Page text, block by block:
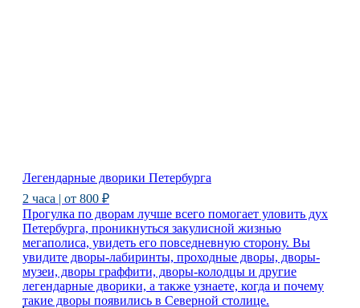
Легендарные дворики Петербурга
2 часа | от 800 ₽
Прогулка по дворам лучше всего помогает уловить дух
Петербурга, проникнуться закулисной жизнью
мегаполиса, увидеть его повседневную сторону. Вы
увидите дворы-лабиринты, проходные дворы, дворы-
музеи, дворы граффити, дворы-колодцы и другие
легендарные дворики, а также узнаете, когда и почему
такие дворы появились в Северной столице.